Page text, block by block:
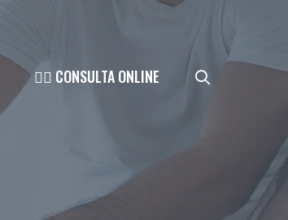
👨‍⚕️ CONSULTA ONLINE